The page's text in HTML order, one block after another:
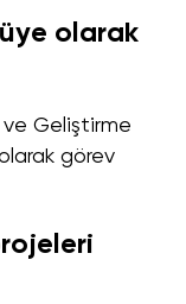
olarak
ve Geliştirme
görev